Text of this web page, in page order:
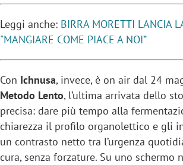
Leggi anche: BIRRA MORETTI LANCIA
"MANGIARE COME PIACE A NOI”
Con Ichnusa, invece, è on air dal 24
Metodo Lento, l’ultima arrivata dello
precisa: dare più tempo alla
chiarezza il profilo organolettico e gli
un contrasto netto tra l’urgenza
cura, senza forzature. Su uno schermo